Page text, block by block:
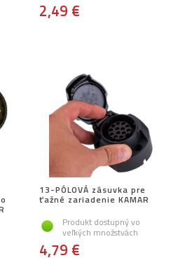
2,49 €
13-PÓLOVÁ zásuvka pre
ťažné zariadenie KAMAR
Produkt dostupný vo
veľkých množstvách
4,79 €